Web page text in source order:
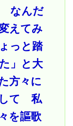
なんだ
えてみ
っと踏
」と大
方々に
して 私
を謳歌